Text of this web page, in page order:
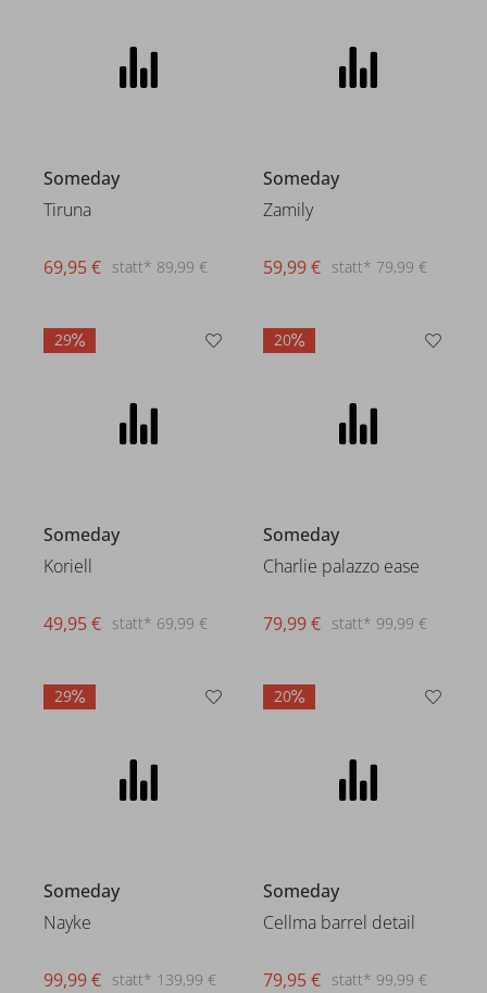
Someday
Tiruna
statt* 89,99 €
69,95 €
Someday
Zamily
statt* 79,99 €
59,99 €
29
Someday
Koriell
statt* 69,99 €
49,95 €
20
Someday
Charlie palazzo ease
statt* 99,99 €
79,99 €
29
Someday
Nayke
statt* 139,99 €
99,99 €
20
Someday
Cellma barrel detail
statt* 99,99 €
79,95 €